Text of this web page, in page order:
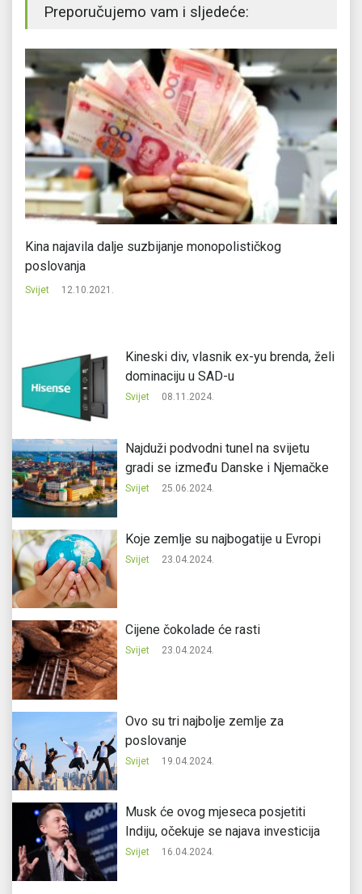
Preporučujemo vam i sljedeće:
Kina najavila dalje suzbijanje monopolističkog
poslovanja
Svijet 12.10.2021.
Kineski div, vlasnik ex-yu brenda, želi
dominaciju u SAD-u
Svijet 08.11.2024.
Najduži podvodni tunel na svijetu
gradi se između Danske i Njemačke
Svijet 25.06.2024.
Koje zemlje su najbogatije u Evropi
Svijet 23.04.2024.
Cijene čokolade će rasti
Svijet 23.04.2024.
Ovo su tri najbolje zemlje za
poslovanje
Svijet 19.04.2024.
Musk će ovog mjeseca posjetiti
Indiju, očekuje se najava investicija
Svijet 16.04.2024.